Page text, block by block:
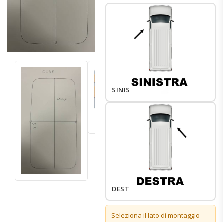
SINISTRO
DESTRO
Seleziona il lato di montaggio